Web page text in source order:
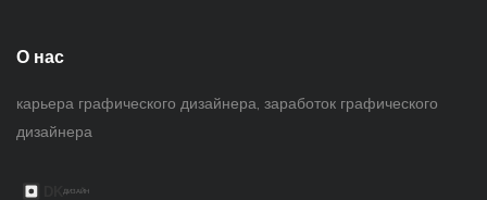
О нас
карьера графического дизайнера, заработок графического
дизайнера